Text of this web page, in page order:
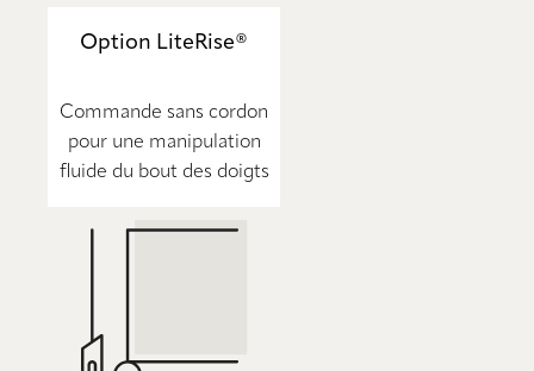
Option LiteRise®
Commande sans cordon
pour une manipulation
fluide du bout des doigts